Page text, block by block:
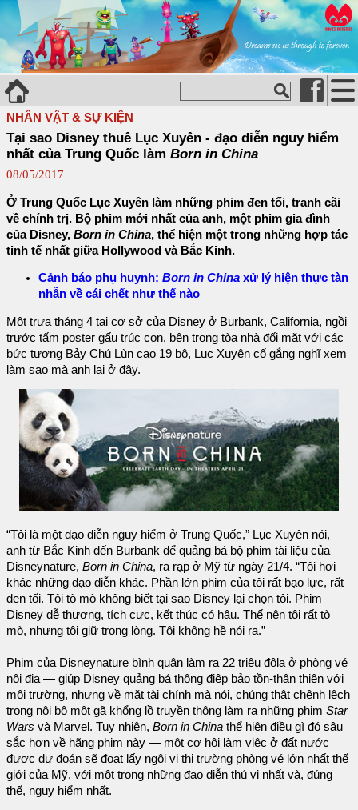
NHÂN VẬT & SỰ KIỆN
Tại sao Disney thuê Lục Xuyên - đạo diễn nguy hiểm
nhất của Trung Quốc làm Born in China
08/05/2017
Ở Trung Quốc Lục Xuyên làm những phim đen tối, tranh cãi
về chính trị. Bộ phim mới nhất của anh, một phim gia đình
của Disney, Born in China, thể hiện một trong những hợp tác
tinh tế nhất giữa Hollywood và Bắc Kinh.
Cảnh báo phụ huynh: Born in China xử lý hiện thực tàn
nhẫn về cái chết như thế nào
Một trưa tháng 4 tại cơ sở của Disney ở Burbank, California, ngồi
trước tấm poster gấu trúc con, bên trong tòa nhà đối mặt với các
bức tượng Bảy Chú Lùn cao 19 bộ, Lục Xuyên cố gắng nghĩ xem
làm sao mà anh lại ở đây.
“Tôi là một đạo diễn nguy hiểm ở Trung Quốc,” Lục Xuyên nói,
anh từ Bắc Kinh đến Burbank để quảng bá bộ phim tài liệu của
Disneynature, Born in China, ra rạp ở Mỹ từ ngày 21/4. “Tôi hơi
khác những đạo diễn khác. Phần lớn phim của tôi rất bạo lực, rất
đen tối. Tôi tò mò không biết tại sao Disney lại chọn tôi. Phim
Disney dễ thương, tích cực, kết thúc có hậu. Thế nên tôi rất tò
mò, nhưng tôi giữ trong lòng. Tôi không hề nói ra.”
Phim của Disneynature bình quân làm ra 22 triệu đôla ở phòng vé
nội địa — giúp Disney quảng bá thông điệp bảo tồn-thân thiện với
môi trường, nhưng về mặt tài chính mà nói, chúng thật chênh lệch
trong nội bộ một gã khổng lồ truyền thông làm ra những phim Star
Wars và Marvel. Tuy nhiên, Born in China thể hiện điều gì đó sâu
sắc hơn về hãng phim này — một cơ hội làm việc ở đất nước
được dự đoán sẽ đoạt lấy ngôi vị thị trường phòng vé lớn nhất thế
giới của Mỹ, với một trong những đạo diễn thú vị nhất và, đúng
thế, nguy hiểm nhất.